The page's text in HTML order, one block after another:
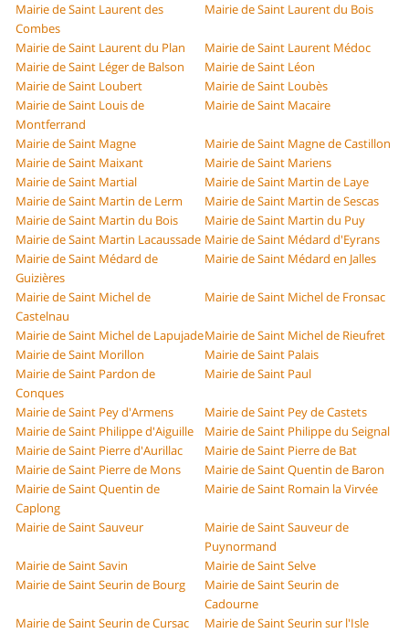
Mairie de Saint Laurent des
Combes
Mairie de Saint Laurent du Bois
Mairie de Saint Laurent du Plan
Mairie de Saint Laurent Médoc
Mairie de Saint Léger de Balson
Mairie de Saint Léon
Mairie de Saint Loubert
Mairie de Saint Loubès
Mairie de Saint Louis de
Montferrand
Mairie de Saint Macaire
Mairie de Saint Magne
Mairie de Saint Magne de Castillon
Mairie de Saint Maixant
Mairie de Saint Mariens
Mairie de Saint Martial
Mairie de Saint Martin de Laye
Mairie de Saint Martin de Lerm
Mairie de Saint Martin de Sescas
Mairie de Saint Martin du Bois
Mairie de Saint Martin du Puy
Mairie de Saint Martin Lacaussade Mairie de Saint Médard d'Eyrans
Mairie de Saint Médard de
Guizières
Mairie de Saint Médard en Jalles
Mairie de Saint Michel de
Castelnau
Mairie de Saint Michel de Fronsac
Mairie de Saint Michel de LapujadeMairie de Saint Michel de Rieufret
Mairie de Saint Morillon
Mairie de Saint Palais
Mairie de Saint Pardon de
Conques
Mairie de Saint Paul
Mairie de Saint Pey d'Armens
Mairie de Saint Pey de Castets
Mairie de Saint Philippe d'Aiguille
Mairie de Saint Philippe du Seignal
Mairie de Saint Pierre d'Aurillac
Mairie de Saint Pierre de Bat
Mairie de Saint Pierre de Mons
Mairie de Saint Quentin de Baron
Mairie de Saint Quentin de
Caplong
Mairie de Saint Romain la Virvée
Mairie de Saint Sauveur
Mairie de Saint Sauveur de
Puynormand
Mairie de Saint Savin
Mairie de Saint Selve
Mairie de Saint Seurin de Bourg
Mairie de Saint Seurin de
Cadourne
Mairie de Saint Seurin de Cursac
Mairie de Saint Seurin sur l'Isle